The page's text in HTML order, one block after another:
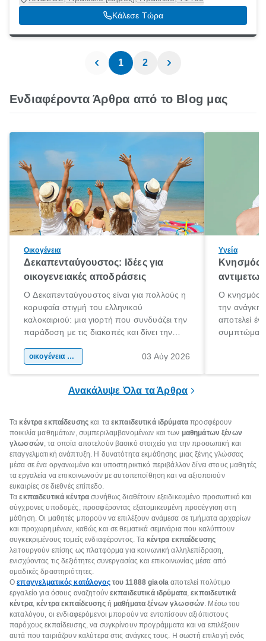
Κάλεσε Τώρα
1 2
Ενδιαφέροντα Άρθρα από το Blog μας
Οικογένεια
Δεκαπενταύγουστος: Ιδέες για
οικογενειακές αποδράσεις
Ο Δεκαπενταύγουστος είναι για πολλούς η
κορυφαία στιγμή του ελληνικού
καλοκαιριού: μια γιορτή που συνδυάζει την
παράδοση με τις διακοπές και δίνει την
χώρας. Είτε πρόκειται για λίγες μέρες
οικογένεια & παιδί 03 Αύγ 2026
Υγεία
Κνησμός:
Ο κνησμός
την ανάγκη
αποτελεί
Ανακάλυψε Όλα τα Άρθρα
Τα κέντρα εκπαίδευσηςκαι ταεκπαιδευτικά ιδρύματα προσφέρουν
ποικιλία μαθημάτων, συμπεριλαμβανομένων και των μαθημάτων ξένων
γλωσσών, τα οποία αποτελούν βασικό στοιχείο για την προσωπική και
επαγγελματική ανάπτυξη. Η δυνατότητα εκμάθησης μιας ξένης γλώσσας
μέσα σε ένα οργανωμένο και υποστηρικτικό περιβάλλον δίνει στους μαθητές
τα εργαλεία να επικοινωνούν με αυτοπεποίθηση και να αξιοποιούν
ευκαιρίες σε διεθνές επίπεδο.
Ταεκπαιδευτικά κέντρα συνήθως διαθέτουν εξειδικευμένο προσωπικό και
σύγχρονες υποδομές, προσφέροντας εξατομικευμένη προσέγγιση στη
μάθηση. Οι μαθητές μπορούν να επιλέξουν ανάμεσα σε τμήματα αρχαρίων
και προχωρημένων, καθώς και σε θεματικά σεμινάρια που καλύπτουν
συγκεκριμένους τομείς ενδιαφέροντος. Τα κέντρα εκπαίδευσης
λειτουργούν επίσης ως πλατφόρμα για κοινωνική αλληλεπίδραση,
ενισχύοντας τις δεξιότητες συνεργασίας και επικοινωνίας μέσα από
ομαδικές δραστηριότητες.
Οεπαγγελματικός κατάλογοςτου 11888 giaola αποτελεί πολύτιμο
εργαλείο για όσους αναζητούνεκπαιδευτικά ιδρύματα,εκπαιδευτικά
κέντρα, κέντρα εκπαίδευσηςή μαθήματα ξένων γλωσσών. Μέσω του
καταλόγου, οι ενδιαφερόμενοι μπορούν να εντοπίσουν αξιόπιστους
παρόχους εκπαίδευσης, να συγκρίνουν προγράμματα και να επιλέξουν
αυτά που ταιριάζουν καλύτερα στις ανάγκες τους. Η σωστή επιλογή ενός